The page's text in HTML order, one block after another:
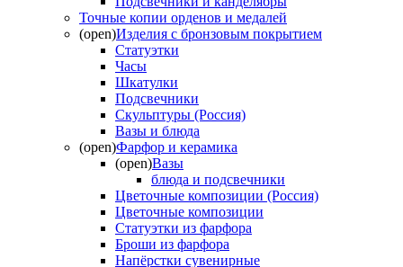
Точные копии орденов и медалей
(open)Изделия с бронзовым покрытием
Статуэтки
Часы
Шкатулки
Подсвечники
Скульптуры (Россия)
Вазы и блюда
(open)Фарфор и керамика
(open)Вазы
блюда и подсвечники
Цветочные композиции (Россия)
Цветочные композиции
Статуэтки из фарфора
Броши из фарфора
Напёрстки сувенирные